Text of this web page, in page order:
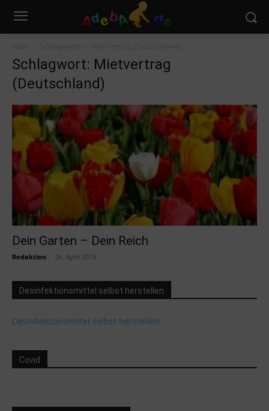
Schlagwort: Mietvertrag
(Deutschland)
Dein Garten – Dein Reich
Redaktion 26. April 2018
Desinfektionsmittel selbst herstellen
Desinfektionsmittel selbst herstellen
Covid